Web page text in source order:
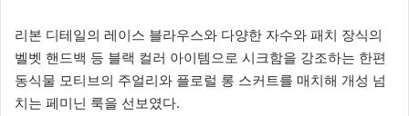
리본 디테일의 레이스 블라우스와 다양한 자수와 패치 장식의
벨벳 핸드백 등 블랙 컬러 아이템으로 시크함을 강조하는 한편
동식물 모티브의 주얼리와 플로럴 롱 스커트를 매치해 개성 넘
치는 페미닌 룩을 선보였다.